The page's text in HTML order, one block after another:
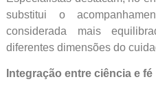
substitui o
considerada mais
diferentes dimensões do
Integração entre ciência e fé